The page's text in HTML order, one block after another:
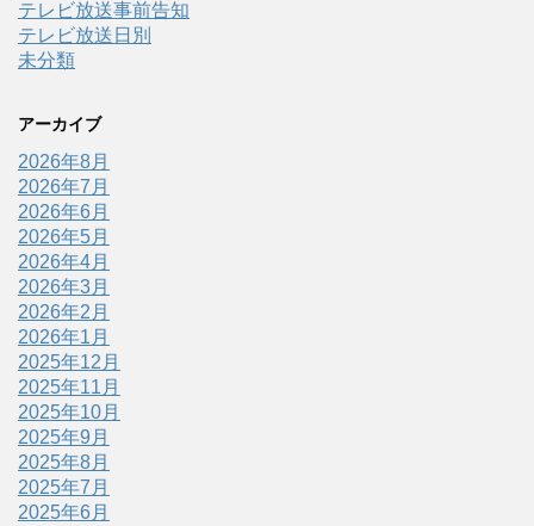
テレビ放送事前告知
テレビ放送日別
未分類
アーカイブ
2026年8月
2026年7月
2026年6月
2026年5月
2026年4月
2026年3月
2026年2月
2026年1月
2025年12月
2025年11月
2025年10月
2025年9月
2025年8月
2025年7月
2025年6月